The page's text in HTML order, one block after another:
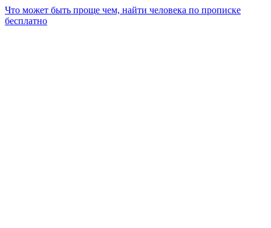
Что может быть проще чем, найти человека по прописке
бесплатно